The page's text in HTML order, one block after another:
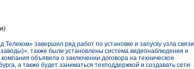
завершил ряд работ по установке и запуску узла связи
также были установлены система видеонаблюдения и
объявила о заключении договора на техническое
а также будет заниматься техподдержкой и создавать сети